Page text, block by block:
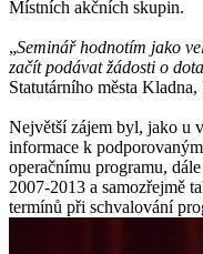
Místních akčních skupin.
„Seminář hodnotím jako
začít podávat žádosti o
Statutárního města
Největší zájem byl, jako u
informace k
operačnímu programu,
2007-2013 a samozřejmě
termínů při schvalování